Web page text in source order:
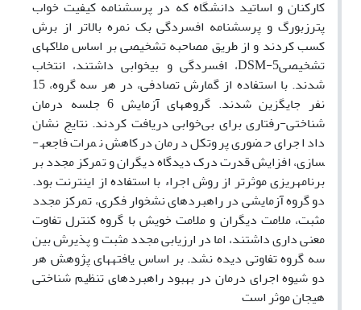
کارکنان و اساتید دانشگاه که در پرسشنامه کیفیت خواب
پترزبورگ و پرسشنامه افسردگی بک نمره بالاتر از برش
کسب کردند و از طریق مصاحبه تشخیصی بر اساس ملاکهای
تشخیصیDSM-5، افسردگی و بی­خوابی داشتند، انتخاب
شدند. با استفاده از گمارش تصادفی، در هر سه گروه، 15
نفر جایگزین شدند. گروههای آزمایش 6 جلسه درمان
شناختی-رفتاری برای بی‌خوابی دریافت کردند. نتایج نشان
داد اجرای حضوری پروتکل درمان درکاهش نمرات فاجعه­
سازی، افزایش قدرت درک دیدگاه دیگران و تمرکز مجدد بر
برنامه­ریزی موثرتر از روش اجراء با استفاده از اینترنت بود.
دو گروه آزمایشی در راهبردهای نشخوار فکری، تمرکز مجدد
مثبت، ملامت دیگران و ملامت خویش با گروه کنترل تفاوت
معنی­ داری داشتند، اما در ارزیابی مجدد مثبت و پذیرش بین
سه گروه تفاوتی دیده نشد. بر اساس یافته­های پژوهش هر
دو شیوه اجرای درمان در بهبود راهبردهای تنظیم شناختی
هیجان موثر است